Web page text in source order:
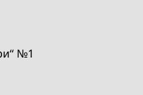
№1